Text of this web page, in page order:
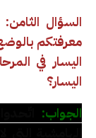
السؤال
معرفتكم
اليسار في
اليسار؟
الجواب: